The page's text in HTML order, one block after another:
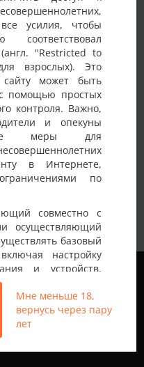
усилия, чтобы
соответствовал
"Restricted to
взрослых). Это
может быть
помощью простых
контроля. Важно,
и опекуны
меры для
в Интернете,
по
совместно с
осуществляющий
базовый
настройку
и устройств,
обеспечения или
от провайдера,
доступ
неподходящему
Мне меньше 18,
вернусь через пару
лет
© 2013-2026
в Украине
обеспечить
сайте.
файлы cookie мы
можно в разделе